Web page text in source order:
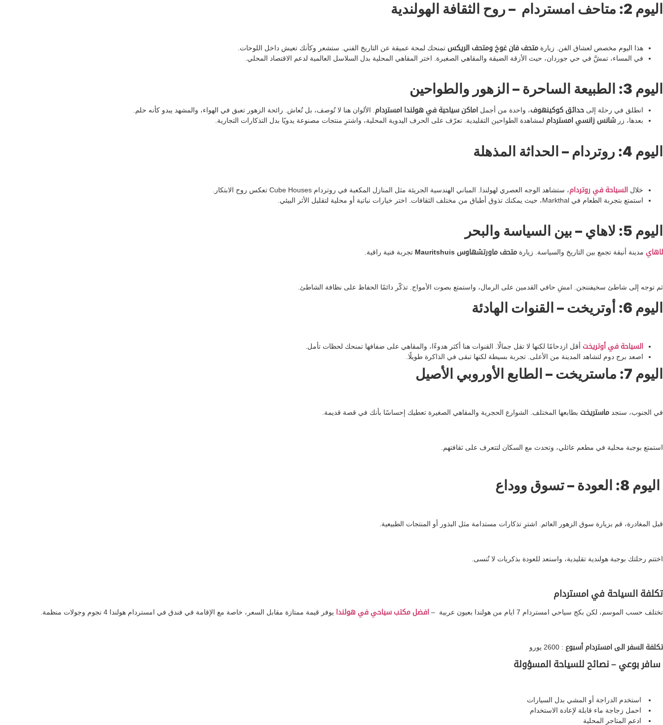
اليوم 2: متاحف امستردام – روح الثقافة الهولندية
هذا اليوم مخصص لعشاق الفن. زيارة متحف فان غوخ ومتحف الريكس تمنحك لمحة عميقة عن التاريخ الفني. ستشعر وكأنك تعيش داخل اللوحات.
في المساء، تمشَّ في حي جوردان، حيث الأزقة الضيقة والمقاهي الصغيرة. اختر المقاهي المحلية بدل السلاسل العالمية لدعم الاقتصاد المحلي.
اليوم 3: الطبيعة الساحرة – الزهور والطواحين
انطلق في رحلة إلى حدائق كوكينهوف، واحدة من أجمل اماكن سياحية في هولندا امستردام. الألوان هنا لا تُوصف، بل تُعاش. رائحة الزهور تعبق في الهواء، والمشهد يبدو كأنه حلم.
بعدها، زر شانس زانسي امستردام لمشاهدة الطواحين التقليدية. تعرّف على الحرف اليدوية المحلية، واشترِ منتجات مصنوعة يدويًا بدل التذكارات التجارية.
اليوم 4: روتردام – الحداثة المذهلة
خلال السياحة في روتردام، ستشاهد الوجه العصري لهولندا. المباني الهندسية الجريئة مثل المنازل المكعبة في روتردام Cube Houses تعكس روح الابتكار.
استمتع بتجربة الطعام في Markthal، حيث يمكنك تذوق أطباق من مختلف الثقافات. اختر خيارات نباتية أو محلية لتقليل الأثر البيئي.
اليوم 5: لاهاي – بين السياسة والبحر
لاهاي مدينة أنيقة تجمع بين التاريخ والسياسة. زيارة متحف ماورتشهاوس تجربة فنية راقية.
ثم توجه إلى شاطئ سخيفننجن. امشِ حافي القدمين على الرمال، واستمتع بصوت الأمواج. تذكّر دائمًا الحفاظ على نظافة الشاطئ.
اليوم 6: أوتريخت – القنوات الهادئة
السياحة في أوتريخت أقل ازدحامًا لكنها لا تقل جمالًا. القنوات هنا أكثر هدوءًا، والمقاهي على ضفافها تمنحك لحظات تأمل.
اصعد برج دوم لتشاهد المدينة من الأعلى. تجربة بسيطة لكنها تبقى في الذاكرة طويلًا.
اليوم 7: ماستريخت – الطابع الأوروبي الأصيل
في الجنوب، ستجد ماستريخت بطابعها المختلف. الشوارع الحجرية والمقاهي الصغيرة تعطيك إحساسًا بأنك في قصة قديمة.
استمتع بوجبة محلية في مطعم عائلي، وتحدث مع السكان لتتعرف على ثقافتهم.
اليوم 8: العودة – تسوق ووداع
قبل المغادرة، قم بزيارة سوق الزهور العائم. اشترِ تذكارات مستدامة مثل البذور أو المنتجات الطبيعية.
اختتم رحلتك بوجبة هولندية تقليدية، واستعد للعودة بذكريات لا تُنسى.
تكلفة السياحة في امستردام
تختلف حسب الموسم، لكن بكج سياحي امستردام 7 ايام من هولندا بعيون عربية – افضل مكتب سياحي في هولندا يوفر قيمة ممتازة مقابل السعر، خاصة مع الإقامة في فندق في امستردام هولندا 4 نجوم وجولات منظمة.
تكلفة السفر الى امستردام أسبوع : 2600 يورو
سافر بوعي – نصائح للسياحة المسؤولة
استخدم الدراجة أو المشي بدل السيارات
احمل زجاجة ماء قابلة لإعادة الاستخدام
ادعم المتاجر المحلية